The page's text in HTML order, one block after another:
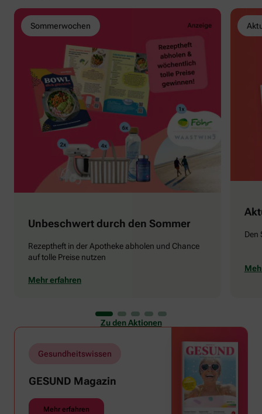
Sommerwochen
Unbeschwert durch den Sommer
Rezeptheft in der Apotheke abholen und Chance
auf tolle Preise nutzen
Mehr erfahren
Den
Zu den Aktionen
Gesundheitswissen
GESUND Magazin
Mehr erfahren